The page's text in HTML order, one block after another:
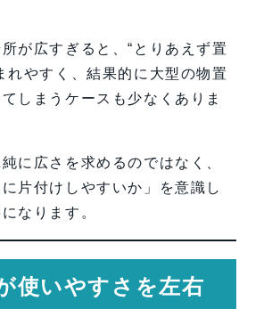
が広すぎると、“とりあえず置
れやすく、結果的に大型の物置
しまうケースも少なくありま
に広さを求めるのではなく、
に片付けしやすいか」を意識し
なります。
使いやすさを左右